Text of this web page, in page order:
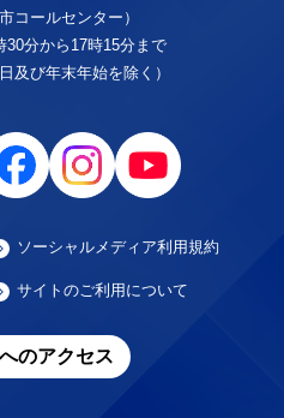
コールセンター）
30分から17時15分まで
及び年末年始を除く）
ソーシャルメディア利用規約
サイトのご利用について
のアクセス